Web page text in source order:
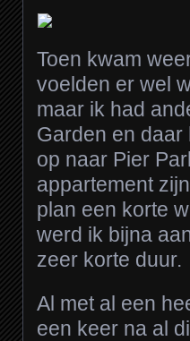
Toen kwam
voelden er wel
maar ik had
Garden en daar
op naar Pier
appartement
plan een korte
werd ik bijna
zeer korte duur.
Al met al een
een keer na al